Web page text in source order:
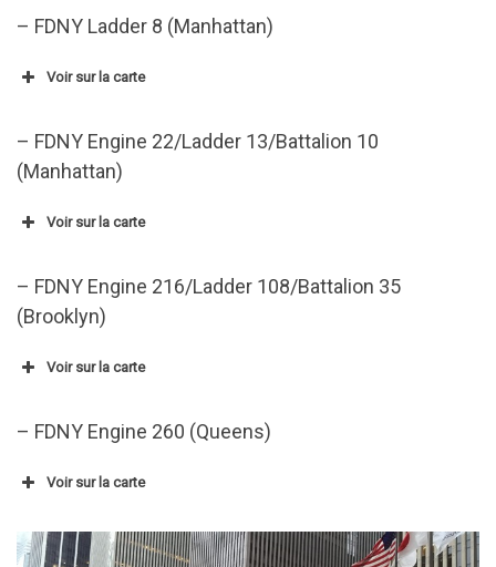
– FDNY Ladder 8 (Manhattan)
Voir sur la carte
– FDNY Engine 22/Ladder 13/Battalion 10
(Manhattan)
Voir sur la carte
– FDNY Engine 216/Ladder 108/Battalion 35
(Brooklyn)
Voir sur la carte
– FDNY Engine 260 (Queens)
Voir sur la carte